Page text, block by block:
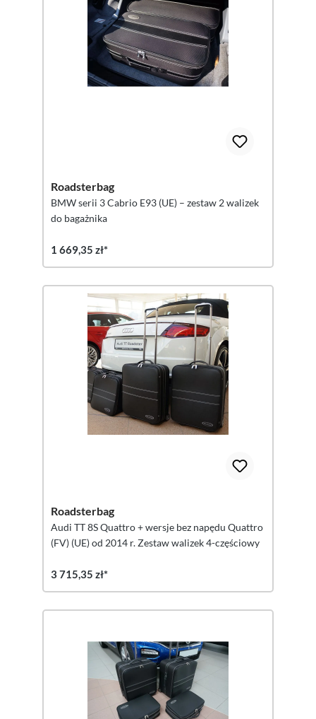
Roadsterbag
BMW serii 3 Cabrio E93 (UE) – zestaw 2 walizek
do bagażnika
1 669,35 zł*
Roadsterbag
Audi TT 8S Quattro + wersje bez napędu Quattro
(FV) (UE) od 2014 r. Zestaw walizek 4-częściowy
3 715,35 zł*